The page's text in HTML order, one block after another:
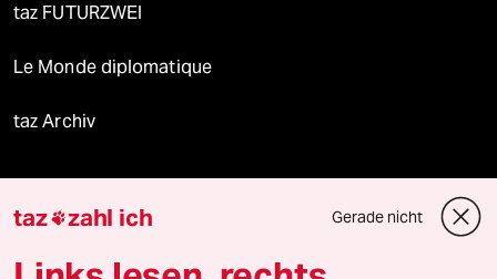
taz FUTURZWEI
Le Monde diplomatique
taz Archiv
Mehr taz Angebote
taz zahl ich Gerade nicht